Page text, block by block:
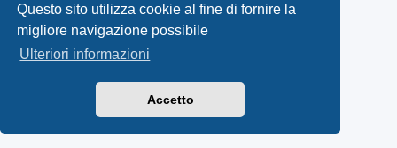
Questo sito utilizza cookie al fine di fornire la
migliore navigazione possibile
Ulteriori informazioni
Accetto